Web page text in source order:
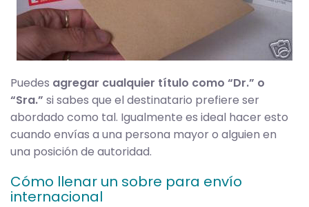
Puedes agregar cualquier título como “Dr.” o
“Sra.” si sabes que el destinatario prefiere ser
abordado como tal. Igualmente es ideal hacer esto
cuando envías a una persona mayor o alguien en
una posición de autoridad.
Cómo llenar un sobre para envío
internacional